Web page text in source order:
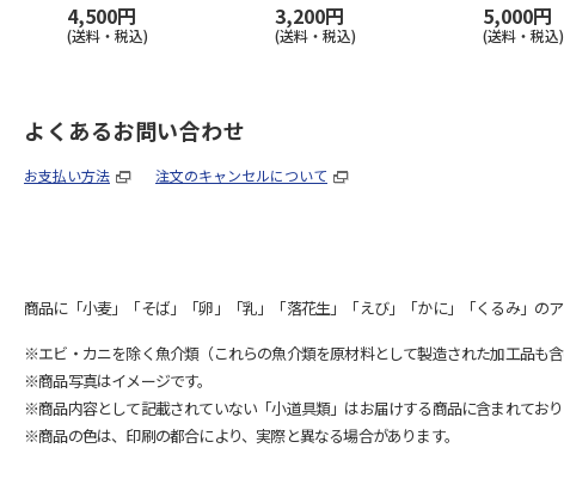
4,500円
(送料・税込)
3,200円
(送料・税込)
5,000円
(送料・税込)
よくあるお問い合わせ
お支払い方法 注文のキャンセルについて
商品に「小麦」「そば」「卵」「乳」「落花生」「えび」「かに」「くるみ」の
※エビ・カニを除く魚介類（これらの魚介類を原材料として製造された加工品も
※商品写真はイメージです。
※商品内容として記載されていない「小道具類」はお届けする商品に含まれており
※商品の色は、印刷の都合により、実際と異なる場合があります。